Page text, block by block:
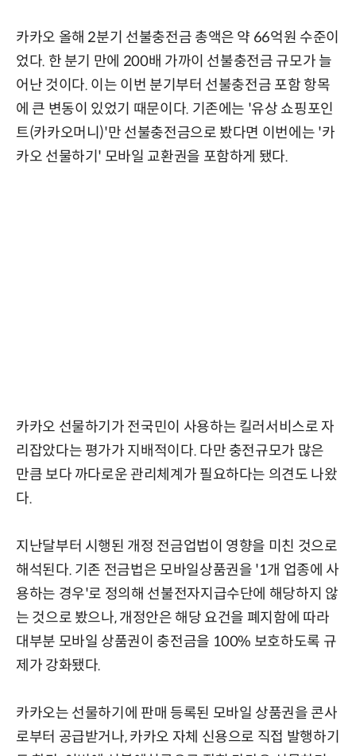
카카오 올해 2분기 선불충전금 총액은 약 66억원 수준이
었다. 한 분기 만에 200배 가까이 선불충전금 규모가 늘
어난 것이다. 이는 이번 분기부터 선불충전금 포함 항목
에 큰 변동이 있었기 때문이다. 기존에는 '유상 쇼핑포인
트(카카오머니)'만 선불충전금으로 봤다면 이번에는 '카
카오 선물하기' 모바일 교환권을 포함하게 됐다.
카카오 선물하기가 전국민이 사용하는 킬러서비스로 자
리잡았다는 평가가 지배적이다. 다만 충전규모가 많은
만큼 보다 까다로운 관리체계가 필요하다는 의견도 나왔
다.
지난달부터 시행된 개정 전금업법이 영향을 미친 것으로
해석된다. 기존 전금법은 모바일상품권을 '1개 업종에 사
용하는 경우'로 정의해 선불전자지급수단에 해당하지 않
는 것으로 봤으나, 개정안은 해당 요건을 폐지함에 따라
대부분 모바일 상품권이 충전금을 100% 보호하도록 규
제가 강화됐다.
카카오는 선물하기에 판매 등록된 모바일 상품권을 콘사
로부터 공급받거나, 카카오 자체 신용으로 직접 발행하기